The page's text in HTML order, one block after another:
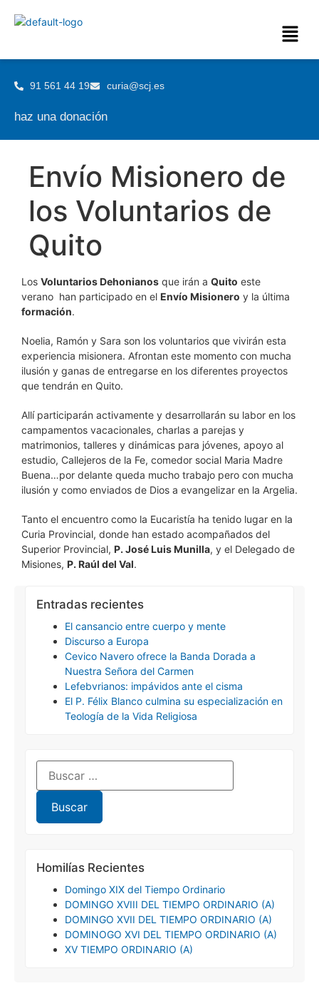
91 561 44 19 curia@scj.es
haz una donación
Envío Misionero de
los Voluntarios de
Quito
Los Voluntarios Dehonianos que irán a Quito este
verano han participado en el Envío Misionero y la última
formación.
Noelia, Ramón y Sara son los voluntarios que vivirán esta
experiencia misionera. Afrontan este momento con mucha
ilusión y ganas de entregarse en los diferentes proyectos
que tendrán en Quito.
Allí participarán activamente y desarrollarán su labor en los
campamentos vacacionales, charlas a parejas y
matrimonios, talleres y dinámicas para jóvenes, apoyo al
estudio, Callejeros de la Fe, comedor social Maria Madre
Buena…por delante queda mucho trabajo pero con mucha
ilusión y como enviados de Dios a evangelizar en la Argelia.
Tanto el encuentro como la Eucaristía ha tenido lugar en la
Curia Provincial, donde han estado acompañados del
Superior Provincial, P. José Luis Munilla, y el Delegado de
Misiones, P. Raúl del Val.
Entradas recientes
El cansancio entre cuerpo y mente
Discurso a Europa
Cevico Navero ofrece la Banda Dorada a
Nuestra Señora del Carmen
Lefebvrianos: impávidos ante el cisma
El P. Félix Blanco culmina su especialización en
Teología de la Vida Religiosa
Homilías Recientes
Domingo XIX del Tiempo Ordinario
DOMINGO XVIII DEL TIEMPO ORDINARIO (A)
DOMINGO XVII DEL TIEMPO ORDINARIO (A)
DOMINOGO XVI DEL TIEMPO ORDINARIO (A)
XV TIEMPO ORDINARIO (A)